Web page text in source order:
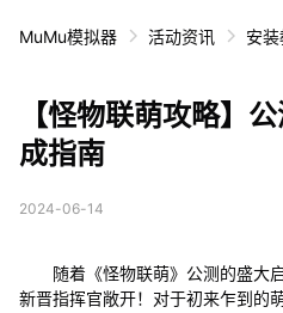
MuMu模拟器 活动资讯 安
【怪物联萌攻略】
成指南
2024-06-14
随着《怪物联萌》公测的盛大启
新晋指挥官敞开！对于初来乍到的